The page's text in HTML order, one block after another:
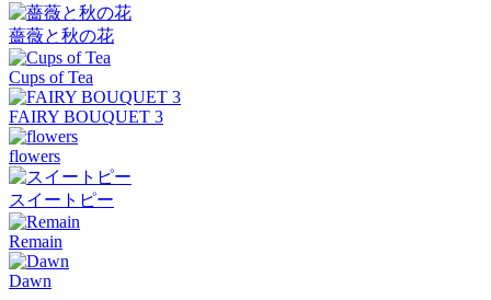
薔薇と秋の花
Cups of Tea
FAIRY BOUQUET 3
flowers
スイートピー
Remain
Dawn